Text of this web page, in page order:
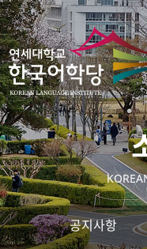
공지사항